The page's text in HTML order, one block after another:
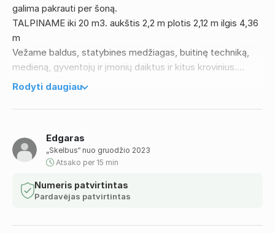
Edgaras
„Skelbus“ nuo gruodžio 2023
Atsako per 15 min
Numeris patvirtintas
Pardavėjas patvirtintas
galima pakrauti per šoną.
TALPINAME iki 20 m3. aukštis 2,2 m plotis 2,12 m ilgis 4,36
m
Vežame baldus, statybines medžiagas, buitinę techniką,
medieną, gyventojų ir įmonių daiktus ir kitus krovinius.
KLAIPĖDOJE IR PO LIETUVĄ. IŠRAŠOMOS SĄSKAITOS.
Rodyti daugiau